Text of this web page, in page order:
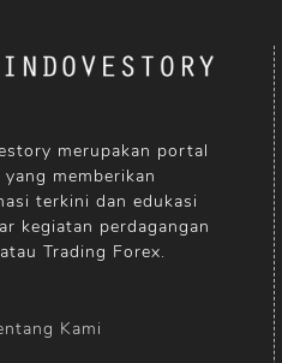
merupakan portal
memberikan
terkini dan edukasi
kegiatan perdagangan
Trading Forex.
Kami